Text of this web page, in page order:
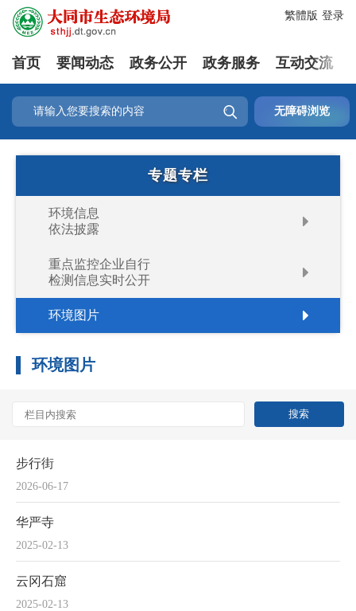
登录
繁體版
首页 要闻动态 政务公开 政务服务 互动交流
 无障碍浏览
专题专栏
环境信息
依法披露
重点监控企业自行
检测信息实时公开
环境图片
环境图片
2026-06-17
步行街
2025-02-13
华严寺
2025-02-13
云冈石窟